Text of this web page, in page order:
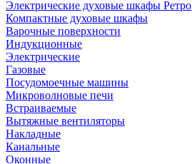
Электрические духовые шкафы Ретро
Компактные духовые шкафы
Варочные поверхности
Индукционные
Электрические
Газовые
Посудомоечные машины
Микроволновые печи
Встраиваемые
Вытяжные вентиляторы
Накладные
Канальные
Оконные